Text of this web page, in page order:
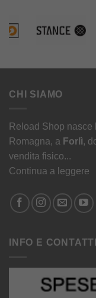
CHI SIAMO
Reload Shop nasce
Romagna, a Forlì,
vendita fisico...
Continua a leggere
INFO E CONTATTI